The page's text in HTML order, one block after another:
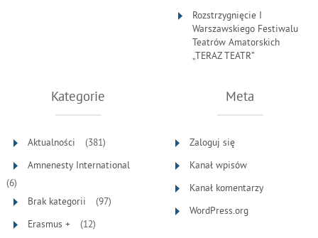
Rozstrzygnięcie I
Warszawskiego Festiwalu
Teatrów Amatorskich
„TERAZ TEATR”
Kategorie
Aktualności
(381)
Amnenesty International
(6)
Brak kategorii
(97)
Erasmus +
(12)
Meta
Zaloguj się
Kanał wpisów
Kanał komentarzy
WordPress.org